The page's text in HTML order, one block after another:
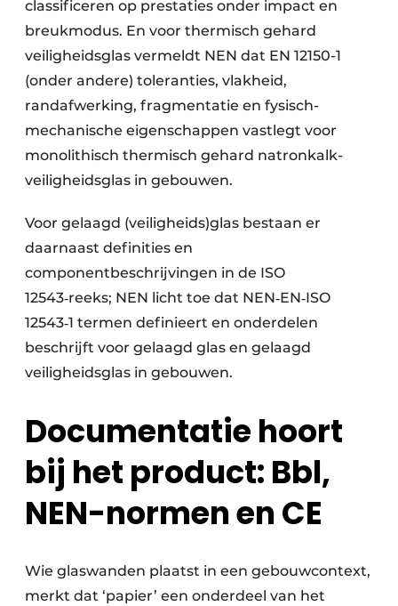
classificeren op prestaties onder impact en
breukmodus. En voor thermisch gehard
veiligheidsglas vermeldt NEN dat EN 12150-1
(onder andere) toleranties, vlakheid,
randafwerking, fragmentatie en fysisch-
mechanische eigenschappen vastlegt voor
monolithisch thermisch gehard natronkalk-
veiligheidsglas in gebouwen.
Voor gelaagd (veiligheids)glas bestaan er
daarnaast definities en
componentbeschrijvingen in de ISO
12543‑reeks; NEN licht toe dat NEN‑EN‑ISO
12543‑1 termen definieert en onderdelen
beschrijft voor gelaagd glas en gelaagd
veiligheidsglas in gebouwen.
Documentatie hoort
bij het product: Bbl,
NEN-normen en CE
Wie glaswanden plaatst in een gebouwcontext,
merkt dat ‘papier’ een onderdeel van het